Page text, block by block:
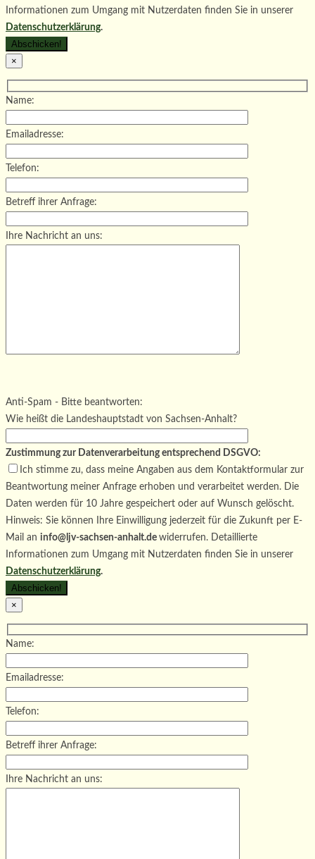
Informationen zum Umgang mit Nutzerdaten finden Sie in unserer
Datenschutzerklärung.
×
Name:
Emailadresse:
Telefon:
Betreff ihrer Anfrage:
Ihre Nachricht an uns:
Bitte lasse dieses Feld leer.
Anti-Spam - Bitte beantworten:
Wie heißt die Landeshauptstadt von Sachsen-Anhalt?
Zustimmung zur Datenverarbeitung entsprechend DSGVO:
Ich stimme zu, dass meine Angaben aus dem Kontaktformular zur
Beantwortung meiner Anfrage erhoben und verarbeitet werden. Die
Daten werden für 10 Jahre gespeichert oder auf Wunsch gelöscht.
Hinweis: Sie können Ihre Einwilligung jederzeit für die Zukunft per E-
Mail an info@ljv-sachsen-anhalt.de widerrufen. Detaillierte
Informationen zum Umgang mit Nutzerdaten finden Sie in unserer
Datenschutzerklärung.
×
Name:
Emailadresse:
Telefon:
Betreff ihrer Anfrage:
Ihre Nachricht an uns: